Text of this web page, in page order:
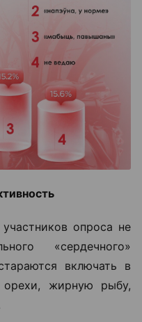
опроса не
«сердечного»
включать в
жирную рыбу,